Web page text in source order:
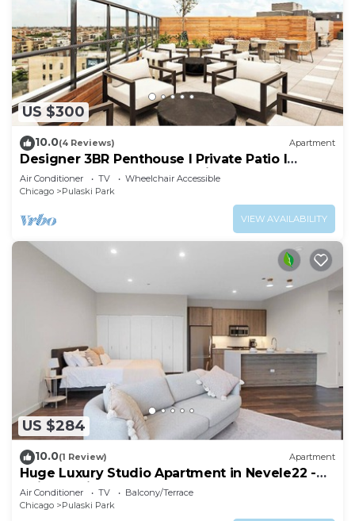
US $300
10.0(4 Reviews) Apartment
Designer 3BR Penthouse l Private Patio l
Rooftop l Gym l 5-Star Location
Air Conditioner TV
Wheelchair Accessible
Chicago
Pulaski Park
VIEW AVAILABILITY
US $284
10.0(1 Review) Apartment
Huge Luxury Studio Apartment in Nevele22 -
Chicago River West
Air Conditioner TV
Balcony/Terrace
Chicago
Pulaski Park